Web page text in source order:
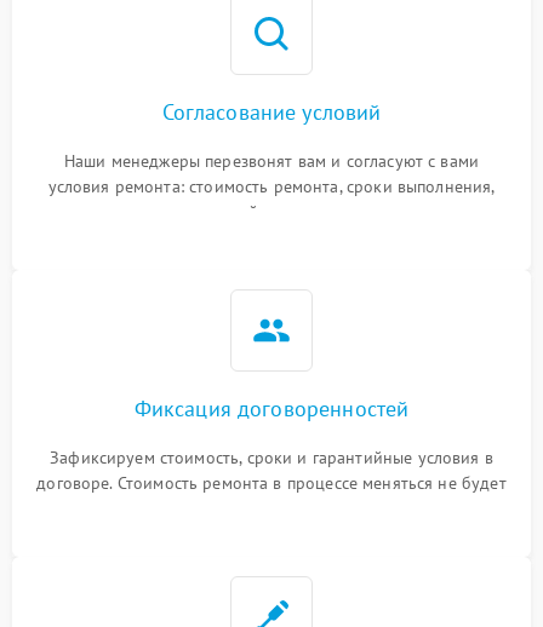
Согласование условий
Наши менеджеры перезвонят вам и согласуют с вами
условия ремонта: стоимость ремонта, сроки выполнения,
гарантийные условия
Фиксация договоренностей
Зафиксируем стоимость, сроки и гарантийные условия в
договоре. Стоимость ремонта в процессе меняться не будет